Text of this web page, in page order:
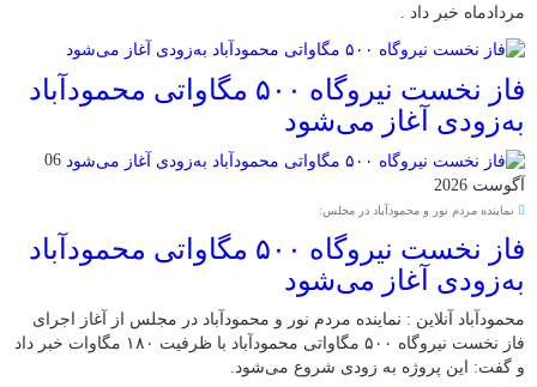
مردادماه خبر داد .
فاز نخست نیروگاه ۵۰۰ مگاواتی محمودآباد
به‌زودی آغاز می‌شود
06
آگوست 2026
نماینده مردم نور و محمودآباد در مجلس:
فاز نخست نیروگاه ۵۰۰ مگاواتی محمودآباد
به‌زودی آغاز می‌شود
محمودآباد آنلاین : نماینده مردم نور و محمودآباد در مجلس از آغاز اجرای
فاز نخست نیروگاه ۵۰۰ مگاواتی محمودآباد با ظرفیت ۱۸۰ مگاوات خبر داد
و گفت: این پروژه به زودی شروع می‌شود.